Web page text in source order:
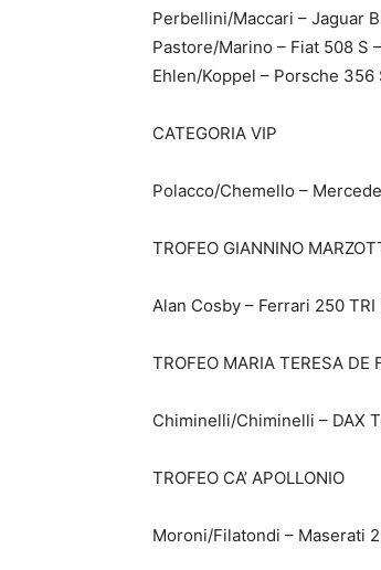
Perbellini/Maccari – Jaguar
Pastore/Marino – Fiat 508 S
Ehlen/Koppel – Porsche 356
CATEGORIA VIP
Polacco/Chemello –
TROFEO GIANNINO
Alan Cosby – Ferrari 250
TROFEO MARIA TERESA DE
Chiminelli/Chiminelli – DAX
TROFEO CA’ APOLLONIO
Moroni/Filatondi – Maserati